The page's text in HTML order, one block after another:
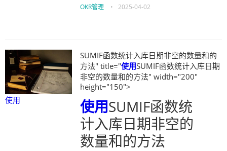
OKR管理 • 2025-04-02
使用
SUMIF函数统计入库日期非空的数量和的
方法" title="使用SUMIF函数统计入库日期
非空的数量和的方法" width="200"
height="150">
使用SUMIF函数统
计入库日期非空的
数量和的方法